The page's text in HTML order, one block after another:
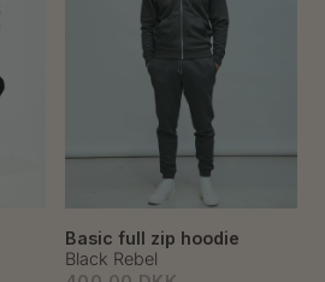
Basic full zip hoodie
Black Rebel